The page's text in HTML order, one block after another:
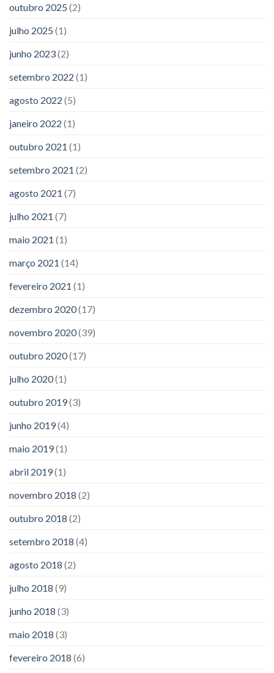
outubro 2025 (2)
julho 2025 (1)
junho 2023(2)
setembro 2022 (1)
agosto 2022 (5)
janeiro 2022 (1)
outubro 2021 (1)
setembro 2021 (2)
agosto 2021 (7)
julho 2021 (7)
maio 2021 (1)
março 2021 (14)
fevereiro 2021 (1)
dezembro 2020(17)
novembro 2020(39)
outubro 2020(17)
julho 2020(1)
outubro 2019(3)
junho 2019(4)
maio 2019(1)
abril 2019(1)
novembro 2018 (2)
outubro 2018 (2)
setembro 2018 (4)
agosto 2018 (2)
julho 2018 (9)
junho 2018 (3)
maio 2018 (3)
fevereiro 2018 (6)